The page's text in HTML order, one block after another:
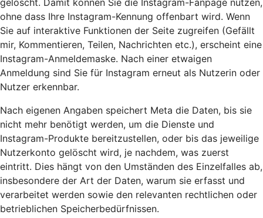
gelöscht. Damit können Sie die Instagram-Fanpage nutzen,
ohne dass Ihre Instagram-Kennung offenbart wird. Wenn
Sie auf interaktive Funktionen der Seite zugreifen (Gefällt
mir, Kommentieren, Teilen, Nachrichten etc.), erscheint eine
Instagram-Anmeldemaske. Nach einer etwaigen
Anmeldung sind Sie für Instagram erneut als Nutzerin oder
Nutzer erkennbar.
Nach eigenen Angaben speichert Meta die Daten, bis sie
nicht mehr benötigt werden, um die Dienste und
Instagram-Produkte bereitzustellen, oder bis das jeweilige
Nutzerkonto gelöscht wird, je nachdem, was zuerst
eintritt. Dies hängt von den Umständen des Einzelfalles ab,
insbesondere der Art der Daten, warum sie erfasst und
verarbeitet werden sowie den relevanten rechtlichen oder
betrieblichen Speicherbedürfnissen.